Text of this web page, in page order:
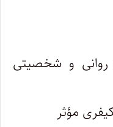
و شخصیتی